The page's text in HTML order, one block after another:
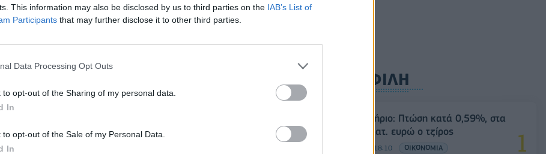
This information may also be disclosed by us to third parties on the IAB’s List of
Participants that may further disclose it to other third parties.
Data Processing Opt Outs
to opt-out of the Sharing of my personal data.
In
to opt-out of the Sale of my Personal Data.
In
ΔΗΜΟΦΙΛΗ
Χρηματιστήριο: Πτώση κατά 0,59%, στα
320,42 εκατ. ευρώ ο τζίρος
06/08/2026 - 18:10 ΟΙΚΟΝΟΜΙΑ